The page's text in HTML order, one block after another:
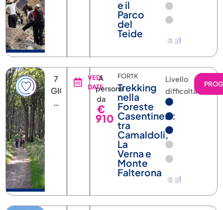
e il
Parco
del
Teide
7
GIORNI
6
VEDI
DATE
A
persona
da
€
910
FORTK
Trekking
nella
Foreste
Casentinesi:
tra
Camaldoli,
La
Verna e
Monte
Falterona
Livello
difficoltà